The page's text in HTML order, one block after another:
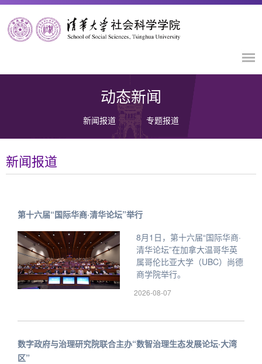
动态新闻
新闻报道 专题报道
新闻报道
第十六届“国际华商·清华论坛”举行
8月1日，第十六届“国际华商·
清华论坛”在加拿大温哥华英
属哥伦比亚大学（UBC）尚德
商学院举行。
2026-08-07
数字政府与治理研究院联合主办“数智治理生态发展论坛·大湾
区”